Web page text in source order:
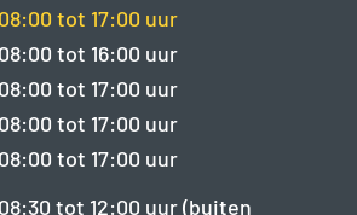
08:00 tot 17:00 uur
08:00 tot 16:00 uur
08:00 tot 17:00 uur
08:00 tot 17:00 uur
08:00 tot 17:00 uur
08:30 tot 12:00 uur (buiten